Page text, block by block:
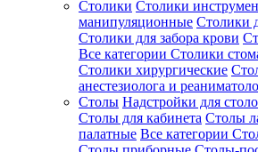
Столики Столики
манипуляционные Столики
Столики для забора крови
Все категории Столики
Столики хирургические
анестезиолога и
Столы Надстройки для
Столы для кабинета Столы
палатные Все категории